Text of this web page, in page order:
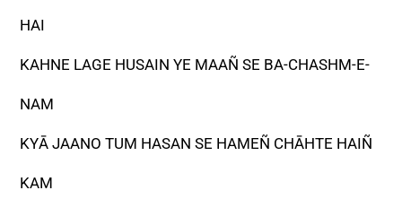
HAI
KAHNE LAGE HUSAIN YE MAAÑ SE BA-CHASHM-E-
NAM
KYĀ JAANO TUM HASAN SE HAMEÑ CHĀHTE HAIÑ
KAM